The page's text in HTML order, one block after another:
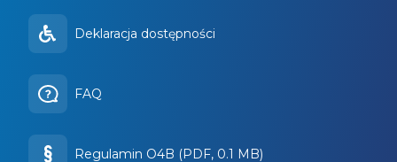
Deklaracja dostępności
FAQ
Regulamin O4B (PDF, 0.1 MB)